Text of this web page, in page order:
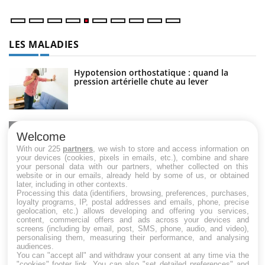
LES MALADIES
Hypotension orthostatique : quand la
pression artérielle chute au lever
Maladie de Charcot (Sclérose latérale
amyotrophique)
Welcome
With our 225 partners , we wish to store and access information on
your devices (cookies, pixels in emails, etc.), combine and share
your personal data with our partners, whether collected on this
website or in our emails, already held by some of us, or obtained
later, including in other contexts.
Processing this data (identifiers, browsing, preferences, purchases,
loyalty programs, IP, postal addresses and emails, phone, precise
geolocation, etc.) allows developing and offering you services,
content, commercial offers and ads across your devices and
screens (including by email, post, SMS, phone, audio, and video),
personalising them, measuring their performance, and analysing
audiences.
You can "accept all" and withdraw your consent at any time via the